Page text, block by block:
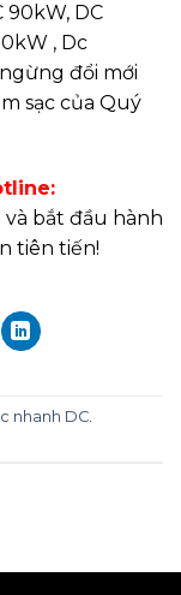
90kW, DC
, Dc
đổi mới
sạc của Quý
bắt đầu hành
tiên tiến!
nhanh DC